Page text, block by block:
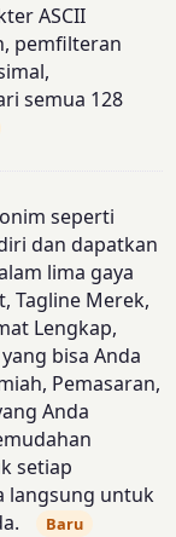
ASCII
pemfilteran
semua 128
seperti
dan dapatkan
lima gaya
Tagline Merek,
Lengkap,
bisa Anda
Pemasaran,
Anda
setiap
langsung untuk
Baru